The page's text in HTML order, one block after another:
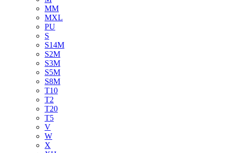
MM
MXL
PU
S
S14M
S2M
S3M
S5M
S8M
T10
T2
T20
T5
V
W
X